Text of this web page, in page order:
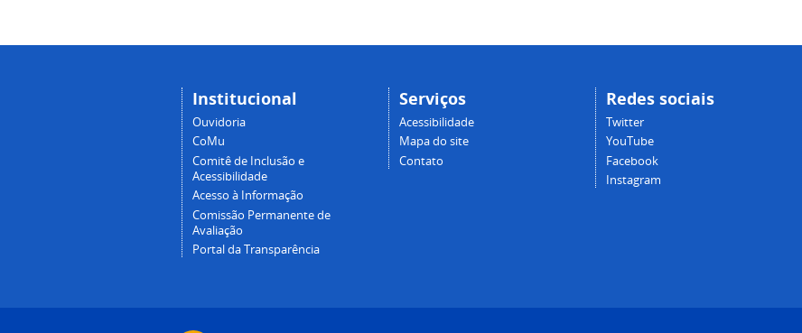
Institucional
Ouvidoria
CoMu
Comitê de Inclusão e
Acessibilidade
Acesso à Informação
Comissão Permanente de
Avaliação
Portal da Transparência
Serviços
Acessibilidade
Mapa do site
Contato
Redes sociais
Twitter
YouTube
Facebook
Instagram